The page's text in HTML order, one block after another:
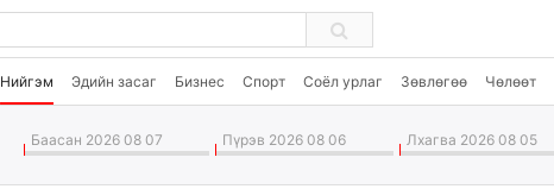
Нийгэм Эдийн засаг Бизнес Спорт Соёл урлаг Зөвлөгөө Чөлөөт
Баасан 2026 08 07 Пүрэв 2026 08 06 Лхагва 2026 08 05